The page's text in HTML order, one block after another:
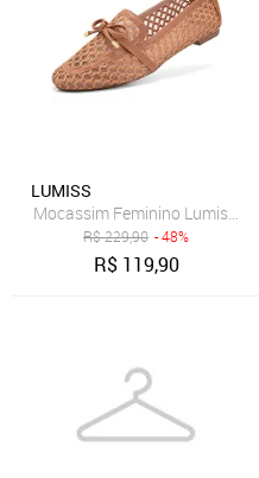
LUMISS
Mocassim Feminino Lumiss
R$229,90 - 48%
R$ 119,90